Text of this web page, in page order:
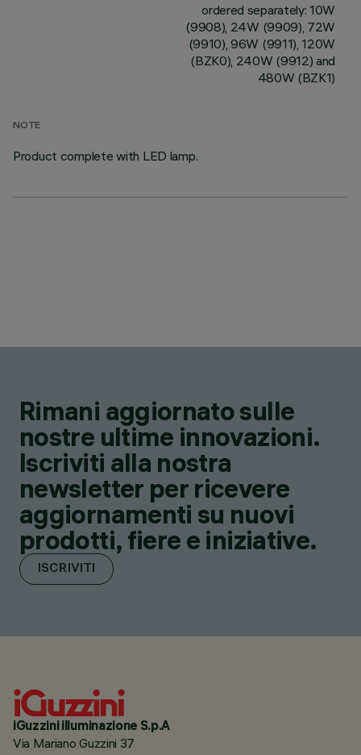
ordered separately: 10W
(9908), 24W (9909), 72W
(9910), 96W (9911), 120W
(BZK0), 240W (9912) and
480W (BZK1)
NOTE
Product complete with LED lamp.
Rimani aggiornato sulle
nostre ultime innovazioni.
Iscriviti alla nostra
newsletter per ricevere
aggiornamenti su nuovi
prodotti, fiere e iniziative.
ISCRIVITI
iGuzzini illuminazione S.p.A
Via Mariano Guzzini 37